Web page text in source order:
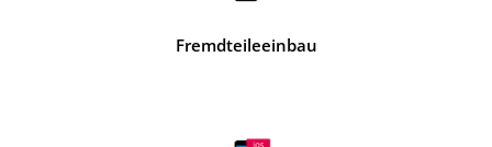
Fremdteileeinbau